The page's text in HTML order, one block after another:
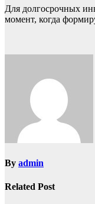
Для долгосрочных
момент, когда
By admin
Related Post